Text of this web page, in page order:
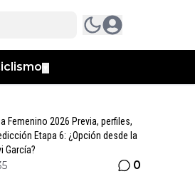
Femenino 2026 Previa, perfiles,
Etapa 6: ¿Opción desde la
García?
0